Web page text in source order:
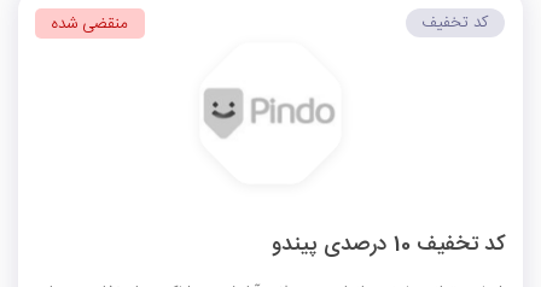
کد تخفیف 10 درصدی پیندو
کد تخفیف منقضی شده